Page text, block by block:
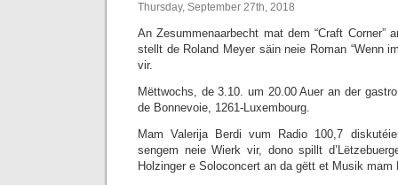
Thursday, September 27th, 2018
An Zesummenaarbecht mat dem “Craft Corner”
stellt de Roland Meyer säin neie Roman “Wenn
vir.
Mëttwochs, de 3.10. um 20.00 Auer an der
de Bonnevoie, 1261-Luxembourg.
Mam Valerija Berdi vum Radio 100,7
sengem neie Wierk vir, dono spillt
Holzinger e Soloconcert an da gëtt et Musik mam